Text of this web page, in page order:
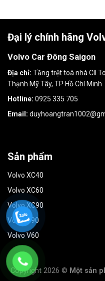
Đại lý chính hãng
Volvo Car Đông Saigon
Địa chỉ: Tầng trệt toà nhà CII
Thạnh Mỹ Tây, TP Hồ Chí Minh
Hotline: 0925 335 705
Email:
Sản phẩm
Volvo XC40
Volvo XC60
Volvo XC90
Volvo S90
Volvo V60
Copyright 2026 © Một sản